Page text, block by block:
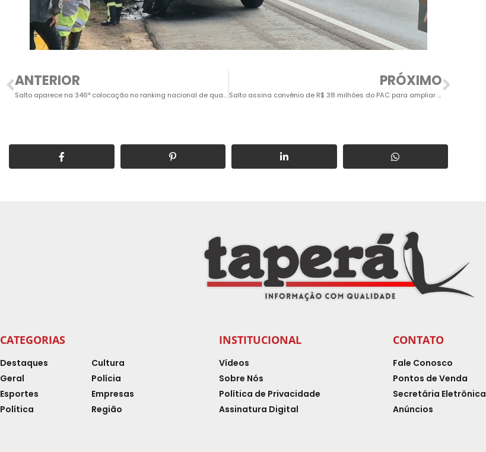
ANTERIOR
Salto aparece na 346ª colocação no ranking nacional de qualidade de vida
PRÓXIMO
Salto assina convênio de R$ 38 milhões do PAC para ampliar abastecimento de água na Região Noroeste
CATEGORIAS
Destaques
Geral
Esportes
Política
Cultura
Polícia
Empresas
Região
INSTITUCIONAL
Vídeos
Sobre Nós
Política de Privacidade
Assinatura Digital
CONTATO
Fale Conosco
Pontos de Venda
Secretária Eletrônica
Anúncios